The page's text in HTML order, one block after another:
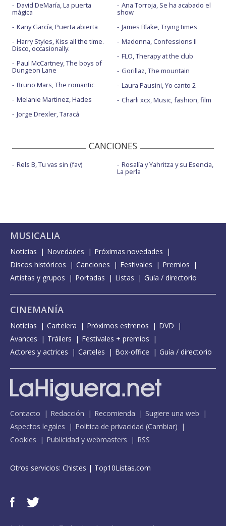
David DeMaría, La puerta
mágica
Kany García, Puerta abierta
Harry Styles, Kiss all the time.
Disco, occasionally.
Paul McCartney, The boys of
Dungeon Lane
Bruno Mars, The romantic
Melanie Martinez, Hades
Jorge Drexler, Taracá
Ana Torroja, Se ha acabado el
show
James Blake, Trying times
Madonna, Confessions II
FLO, Therapy at the club
Gorillaz, The mountain
Laura Pausini, Yo canto 2
Charli xcx, Music, fashion, film
CANCIONES
Rels B, Tu vas sin (fav) Rosalía y Yahritza y su Esencia,
La perla
MUSICALIA
Noticias Novedades
Próximas novedades
Discos históricos
Canciones Festivales
Premios
Artistas y grupos
Portadas Listas Guía / directorio
CINEMANÍA
Noticias Cartelera Próximos estrenos
DVD
Avances
Tráilers
Festivales + premios
Actores y actrices
Carteles Box-office Guía / directorio
Contacto Redacción Recomienda
Sugiere una web
Aspectos legales
Política de privacidad (Cambiar)
Cookies
Publicidad y webmasters RSS
Otros servicios: Chistes | Top10Listas.com